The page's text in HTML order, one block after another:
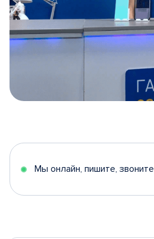
5
Мы онлайн, пишите, звоните